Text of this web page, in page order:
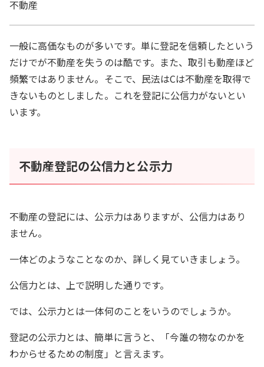
不動産
一般に高価なものが多いです。単に登記を信頼したという
だけでが不動産を失うのは酷です。また、取引も動産ほど
頻繁ではありません。そこで、民法はCは不動産を取得で
きないものとしました。これを登記に公信力がないとい
います。
不動産登記の公信力と公示力
不動産の登記には、公示力はありますが、公信力はあり
ません。
一体どのようなことなのか、詳しく見ていきましょう。
公信力とは、上で説明した通りです。
では、公示力とは一体何のことをいうのでしょうか。
登記の公示力とは、簡単に言うと、「今誰の物なのかを
わからせるための制度」と言えます。